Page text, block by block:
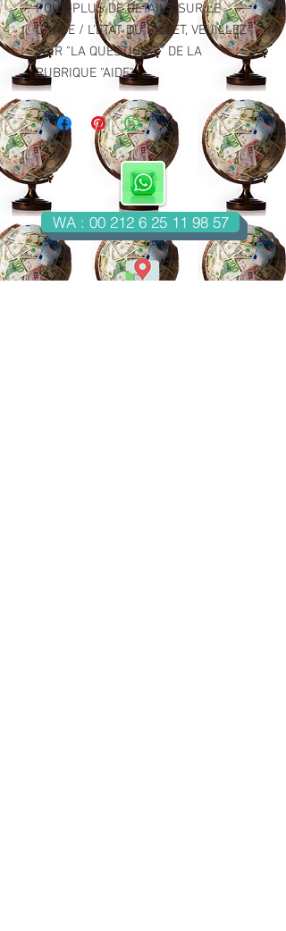
POUR PLUS DE DETAILS SUR LE
GRADE / L'ETAT DU BILLET, VEUILLEZ
VOIR "LA QUESTION 2" DE LA
RUBRIQUE "AIDE".
WA : 00 212 6 25 11 98 57